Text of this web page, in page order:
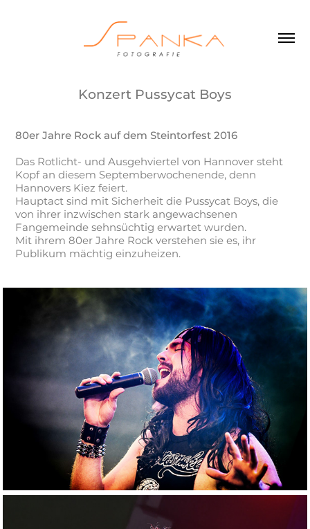
Konzert Pussycat Boys
80er Jahre Rock auf dem Steintorfest 2016
Das Rotlicht- und Ausgehviertel von Hannover steht
Kopf an diesem Septemberwochenende, denn
Hannovers Kiez feiert.
Hauptact sind mit Sicherheit die Pussycat Boys, die
von ihrer inzwischen stark angewachsenen
Fangemeinde sehnsüchtig erwartet wurden.
Mit ihrem 80er Jahre Rock verstehen sie es, ihr
Publikum mächtig einzuheizen.